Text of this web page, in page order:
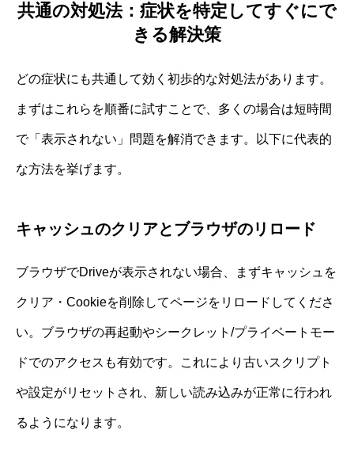
共通の対処法：症状を特定してすぐにで
きる解決策
どの症状にも共通して効く初歩的な対処法があります。
まずはこれらを順番に試すことで、多くの場合は短時間
で「表示されない」問題を解消できます。以下に代表的
な方法を挙げます。
キャッシュのクリアとブラウザのリロード
ブラウザでDriveが表示されない場合、まずキャッシュを
クリア・Cookieを削除してページをリロードしてくださ
い。ブラウザの再起動やシークレット/プライベートモー
ドでのアクセスも有効です。これにより古いスクリプト
や設定がリセットされ、新しい読み込みが正常に行われ
るようになります。